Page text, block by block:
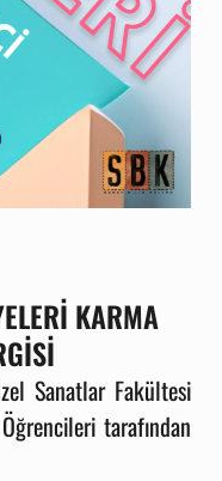
KARMA
Sanatlar Fakültesi
tarafından